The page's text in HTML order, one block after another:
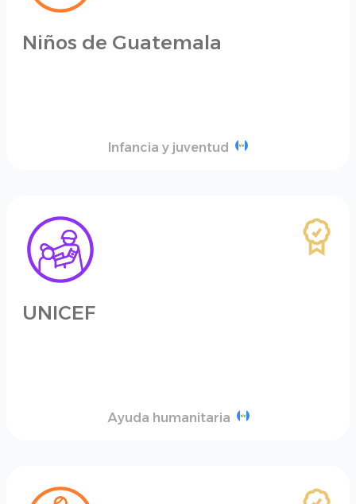
Niños de Guatemala
Infancia y juventud
UNICEF
Ayuda humanitaria